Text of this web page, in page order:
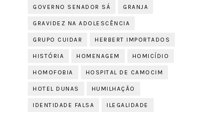
GOVERNO SENADOR SÁ GRANJA
GRAVIDEZ NA ADOLESCÊNCIA
GRUPO CUIDAR HERBERT IMPORTADOS
HISTÓRIA HOMENAGEM HOMICÍDIO
HOMOFOBIA HOSPITAL DE CAMOCIM
HOTEL DUNAS HUMILHAÇÃO
IDENTIDADE FALSA ILEGALIDADE